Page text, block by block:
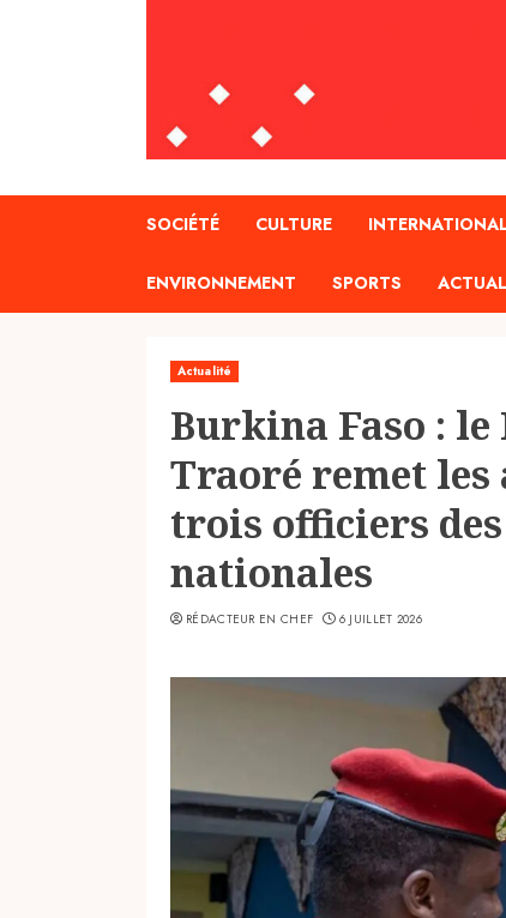
SOCIÉTÉ CULTURE
ENVIRONNEMENT SPORTS
Actualité
Burkina Faso :
Traoré remet
trois officiers
nationales
RÉDACTEUR EN CHEF 6 JUILLET 2026